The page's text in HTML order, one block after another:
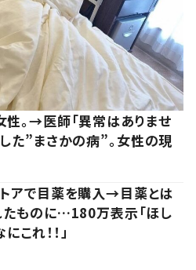
。→医師「異常はありませ
た”まさかの病”。女性の現
トアで目薬を購入→目薬とは
ものに…180万表示「ほし
にこれ！！」